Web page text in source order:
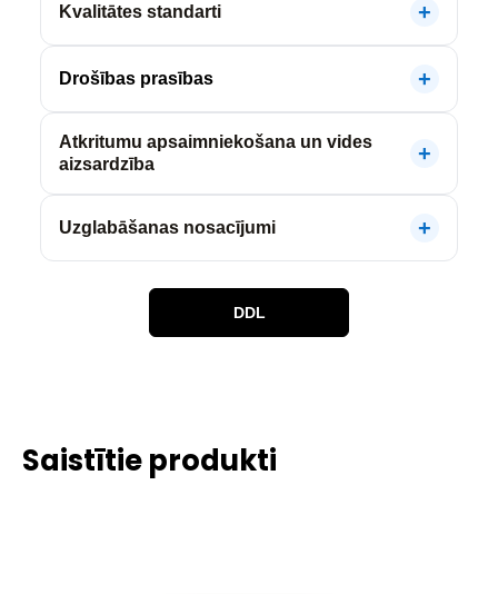
Kvalitātes standarti
Drošības prasības
Atkritumu apsaimniekošana un vides
aizsardzība
Uzglabāšanas nosacījumi
DDL
Saistītie produkti